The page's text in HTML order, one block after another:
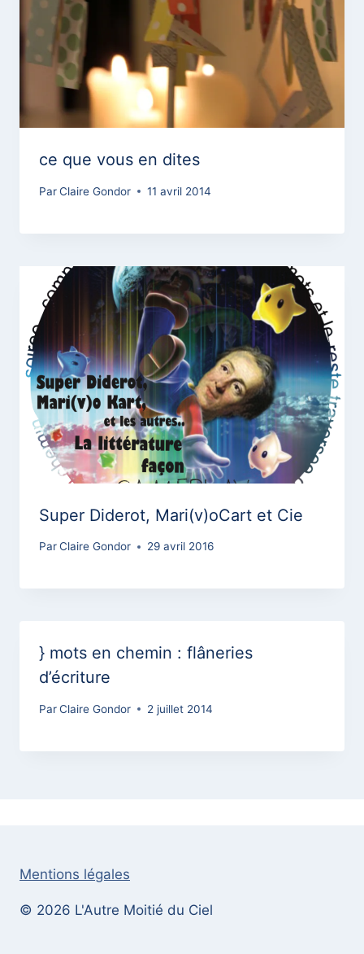
ce que vous en dites
ParClaire Gondor 11 avril 2014
Super Diderot, Mari(v)oCart et Cie
ParClaire Gondor 29 avril 2016
} mots en chemin : flâneries
d’écriture
ParClaire Gondor 2 juillet 2014
Mentions légales
© 2026 L'Autre Moitié du Ciel